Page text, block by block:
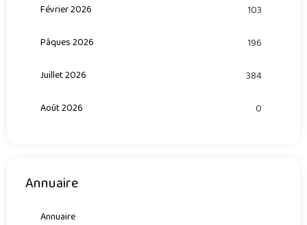
Février 2026 103
Pâques 2026 196
Juillet 2026 384
Août 2026 0
Annuaire
Annuaire